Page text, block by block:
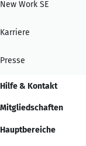
New Work SE
Karriere
Presse
Hilfe & Kontakt
Mitgliedschaften
Hauptbereiche